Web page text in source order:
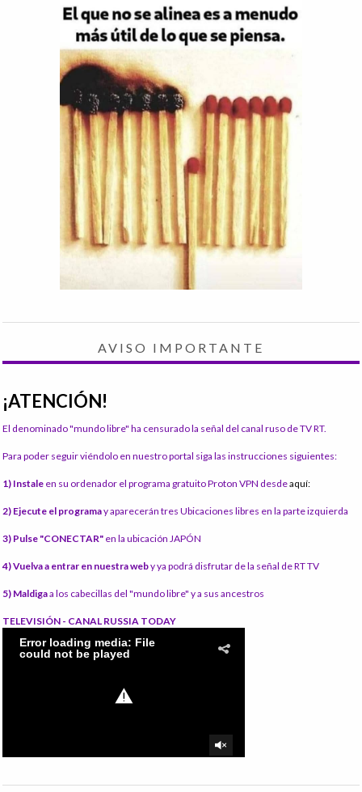
AVISO IMPORTANTE
¡ATENCIÓN!
El denominado "mundo libre" ha censurado la señal del canal ruso de TV RT.
Para poder seguir viéndolo en nuestro portal siga las instrucciones siguientes:
1) Instale en su ordenador el programa gratuito Proton VPN desdeaquí:
2) Ejecute el programay aparecerán tres Ubicaciones libres en la parte izquierda
3) Pulse "CONECTAR" en la ubicación JAPÓN
4) Vuelva a entrar en nuestra weby ya podrá disfrutar de la señal de RT TV
5) Maldigaa los cabecillas del "mundo libre" y a sus ancestros
TELEVISIÓN - CANAL RUSSIA TODAY